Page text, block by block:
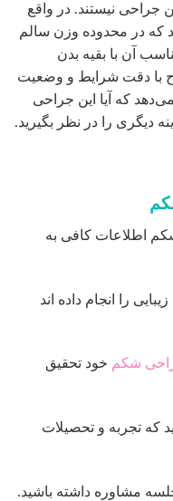
جراحی نیستند. در واقع
که در محدوده وزن سالم
آن با بقیه بدن
با دقت شرایط و وضعیت
که آیا این جراحی
دیگری را در نظر بگیرید.
اطلاعات کافی به
را انجام داده اند
شکم خود تحقیق
که تجربه و تحصیلات
مشاوره داشته باشید.